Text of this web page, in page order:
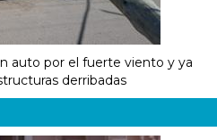
auto por el fuerte viento y ya
derribadas